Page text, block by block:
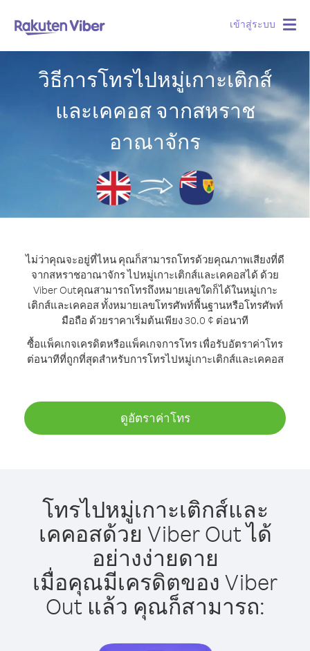
เข้าสู่ระบบ
วิธีการโทรไปหมู่เกาะเติกส์
และเคคอส จากสหราช
อาณาจักร
ไม่ว่าคุณจะอยู่ที่ไหน คุณก็สามารถโทรด้วยคุณภาพเสียงที่ดี
จากสหราชอาณาจักร ไปหมู่เกาะเติกส์และเคคอสได้ ด้วย
Viber Outคุณสามารถโทรถึงหมายเลขใดก็ได้ในหมู่เกาะ
เติกส์และเคคอส ทั้งหมายเลขโทรศัพท์พื้นฐานหรือโทรศัพท์
มือถือ ด้วยราคาเริ่มต้นเพียง 30.0 ¢ ต่อนาที
ซื้อแพ็คเกจเครดิตหรือแพ็คเกจการโทร เพื่อรับอัตราค่าโทร
ต่อนาทีที่ถูกที่สุดสำหรับการโทรไปหมู่เกาะเติกส์และเคคอส
ดูอัตราค่าโทร
โทรไปหมู่เกาะเติกส์และ
เคคอสด้วย Viber Out ได้
อย่างง่ายดาย
เมื่อคุณมีเครดิตของ Viber
Out แล้ว คุณก็สามารถ: